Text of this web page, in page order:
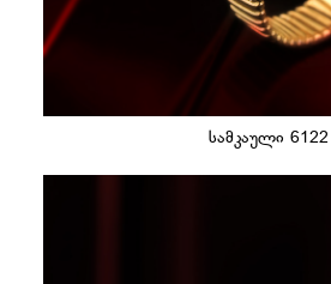
სამკაული 6122